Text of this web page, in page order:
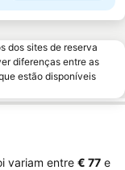
dos sites de reserva
diferenças entre as
estão disponíveis
variam entre ‎€ 77 e